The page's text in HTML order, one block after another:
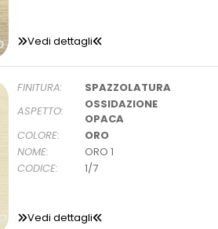
Vedi dettagli
FINITURA:
SPAZZOLATURA
ASPETTO:
OSSIDAZIONE
OPACA
COLORE:
ORO
NOME:
ORO 1
CODICE:
1/7
Vedi dettagli